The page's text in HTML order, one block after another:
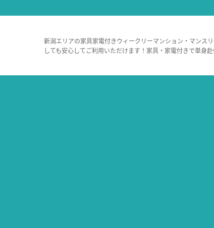
新潟エリアの家具家電付きウィークリーマンション・マンス
しても安心してご利用いただけます！家具・家電付きで単身赴